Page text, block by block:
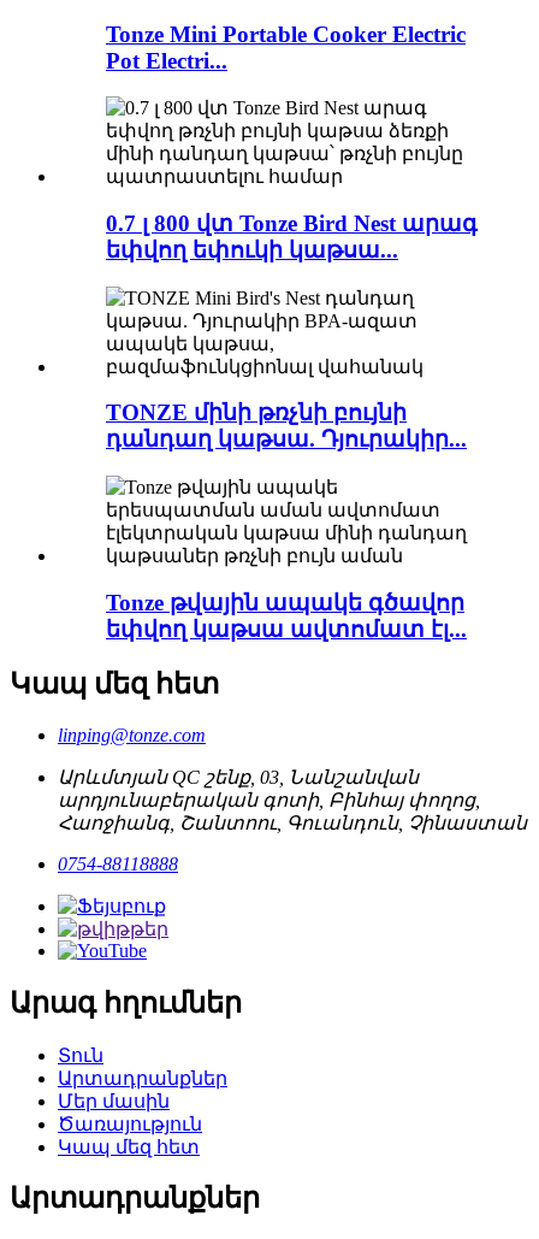
Tonze Mini Portable Cooker Electric
Pot Electri...
0.7 լ 800 վտ Tonze Bird Nest արագ
եփվող եփուկի կաթսա...
TONZE մինի թռչնի բույնի
դանդաղ կաթսա. Դյուրակիր...
Tonze թվային ապակե գծավոր
եփվող կաթսա ավտոմատ էլ...
Կապ մեզ հետ
linping@tonze.com
Արևմտյան QC շենք, 03, Նանշանվան
արդյունաբերական գոտի, Բինհայ փողոց,
Հաոջիանգ, Շանտոու, Գուանդուն, Չինաստան
0754-88118888
Արագ հղումներ
Տուն
Արտադրանքներ
Մեր մասին
Ծառայություն
Կապ մեզ հետ
Արտադրանքներ